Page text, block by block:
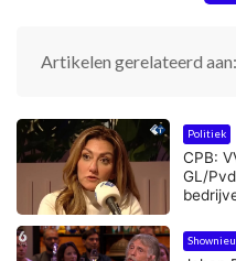
Artikelen gerelateerd
Politiek
CPB:
GL/